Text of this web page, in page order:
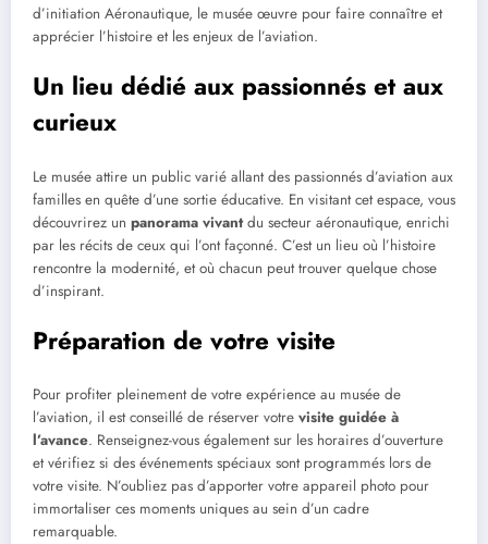
d’initiation Aéronautique, le musée œuvre pour faire connaître et
apprécier l’histoire et les enjeux de l’aviation.
Un lieu dédié aux passionnés et aux
curieux
Le musée attire un public varié allant des passionnés d’aviation aux
familles en quête d’une sortie éducative. En visitant cet espace, vous
découvrirez un panorama vivantdu secteur aéronautique, enrichi
par les récits de ceux qui l’ont façonné. C’est un lieu où l’histoire
rencontre la modernité, et où chacun peut trouver quelque chose
d’inspirant.
Préparation de votre visite
Pour profiter pleinement de votre expérience au musée de
l’aviation, il est conseillé de réserver votre visite guidée à
l’avance. Renseignez-vous également sur les horaires d’ouverture
et vérifiez si des événements spéciaux sont programmés lors de
votre visite. N’oubliez pas d’apporter votre appareil photo pour
immortaliser ces moments uniques au sein d’un cadre
remarquable.